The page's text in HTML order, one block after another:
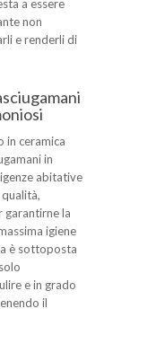
a essere
non
e renderli di
in ceramica
in
abitative
la
igiene
è sottoposta
e in grado
il